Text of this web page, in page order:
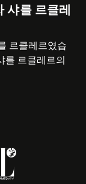
샤를 르클레
르클레르였습
를 르클레르의